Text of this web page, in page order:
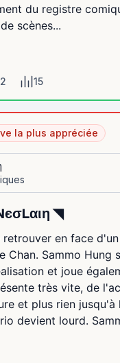
du registre
scènes...
2 15
la plus appréciée
◥
en face
Chan. Sammo Hung
et joue
très vite, de
et plus rien jusqu'à
devient lourd.